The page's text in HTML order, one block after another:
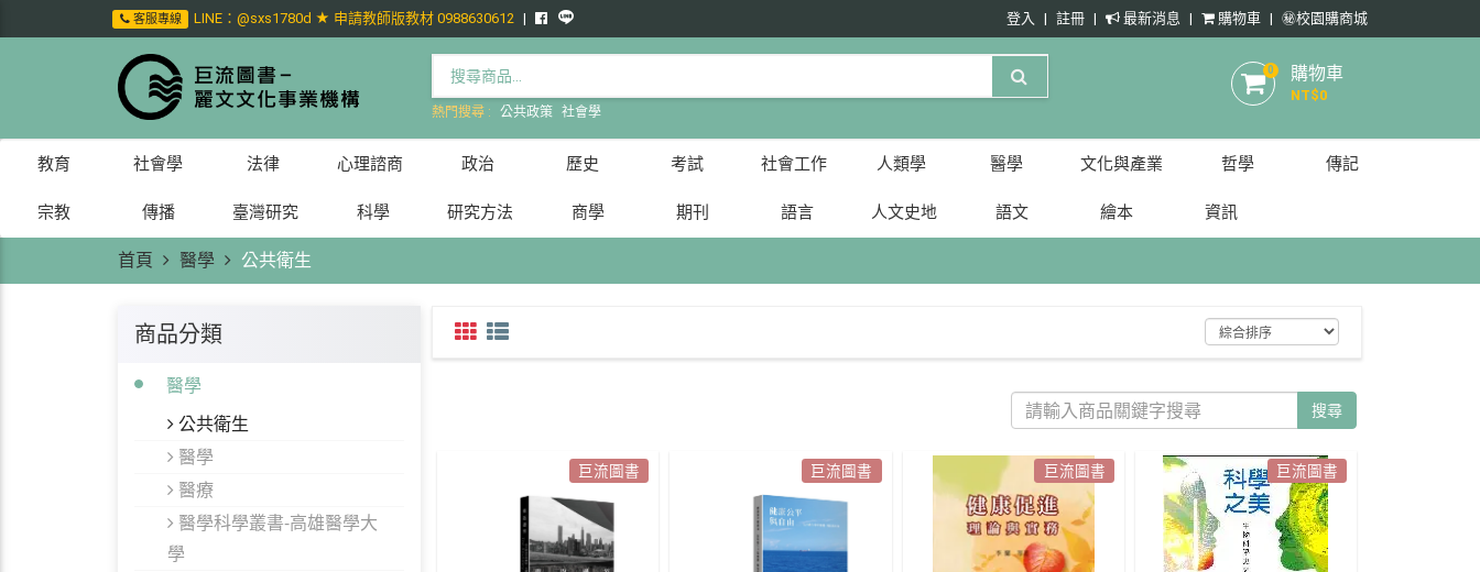
客服專線 LINE：@sxs1780d ★ 申請教師版教材 0988630612 登入 註冊 最新消息 購物車 ㊙️校園購商城
熱門搜尋 : 公共政策 社會學
0 購物車
NT$0
教育 社會學 法律 心理諮商 政治 歷史 考試 社會工作 人類學 醫學 文化與產業 哲學 傳記
宗教 傳播 臺灣研究 科學 研究方法 商學 期刊 語言 人文史地 語文 繪本 資訊
首頁 醫學 公共衛生
商品分類
醫學
公共衛生
醫學
醫療
醫學科學叢書-高雄醫學大
學
搜尋
巨流圖書 巨流圖書 巨流圖書 巨流圖書